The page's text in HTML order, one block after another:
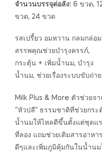
จำนวนบรรจุต่อลัง: 6 ขวด,
ขวด, 24 ขวด
รสเปรี้ยว อมหวาน กลมกล่อ
สรรพคุณช่วยบำรุงครรภ์,
กระตุ้น + เพิ่มน้ำนม, บำรุง
น้ำนม, ช่วยเรื่องระบบขับถ่าย
Milk Plus & More ตัวช่วยจา
“หัวปลี” ธรรมชาติที่ช่วยกระ
น้ำนมให้ไหลดีขึ้นตั้งแต่ชุดแ
ที่ลอง แถมช่วยเติมสารอาหาร
ดีๆและเพิ่มภูมิคุ้มกันในน้ำนม